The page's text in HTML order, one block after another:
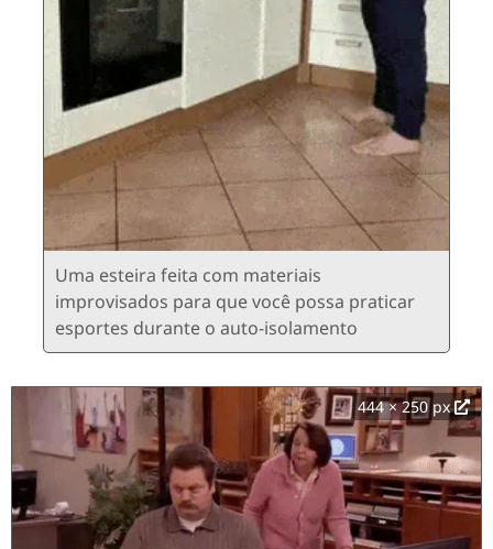
Uma esteira feita com materiais
improvisados ​​para que você possa praticar
esportes durante o auto-isolamento
444 × 250 px